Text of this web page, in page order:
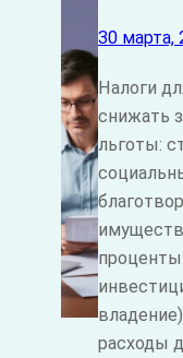
30 марта,
Налоги
снижать
льготы:
проценты
расходы